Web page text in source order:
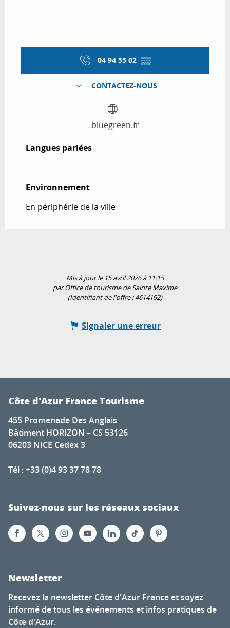
04 94 55 02 ▒▒
CONTACTEZ-NOUS
bluegreen.fr
Langues parlées
Langues parlées
Environnement
Environnement
En périphérie de la ville
Mis à jour le 15 avril 2026 à 11:15
par Office de tourisme de Sainte Maxime
(Identifiant de l'offre :4614192)
Signaler une erreur
Côte d'Azur France Tourisme
455 Promenade Des Anglais
Bâtiment HORIZON – CS 53126
06203 NICE Cedex 3
Tél : +33 (0)4 93 37 78 78
Suivez-nous sur les réseaux sociaux
Newsletter
Recevez la newsletter Côte d'Azur France et soyez
informé de tous les événements et infos pratiques de
Côte d'Azur.